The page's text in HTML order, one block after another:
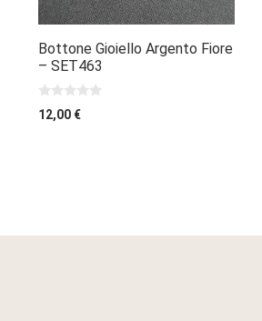
Bottone Gioiello Argento Fiore
– SET463
0
s
12,00 €